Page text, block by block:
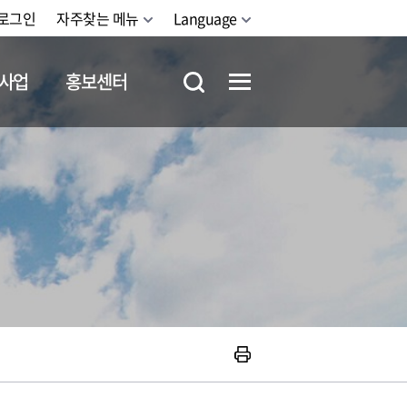
그인 자주찾는 메뉴 Language
업 홍보센터